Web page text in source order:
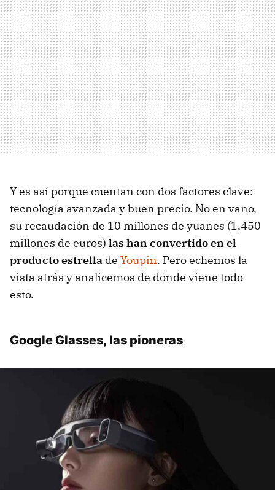
Y es así porque cuentan con dos factores clave:
tecnología avanzada y buen precio. No en vano,
su recaudación de 10 millones de yuanes (1,450
millones de euros) las han convertido en el
producto estrella de Youpin. Pero echemos la
vista atrás y analicemos de dónde viene todo
esto.
Google Glasses, las pioneras